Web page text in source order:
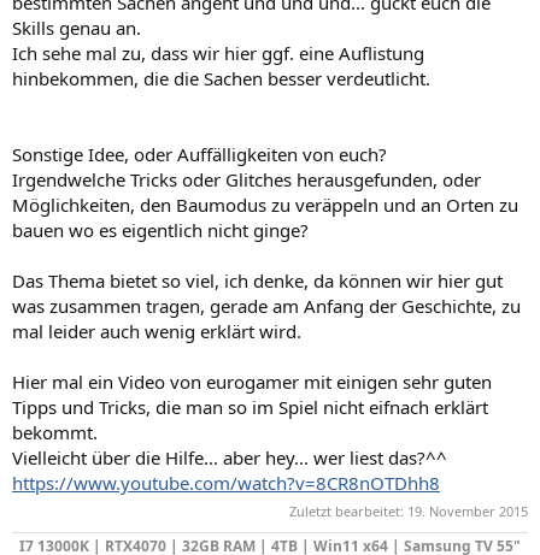
Skills genau an.
Ich sehe mal zu, dass wir hier ggf. eine Auflistung
hinbekommen, die die Sachen besser verdeutlicht.
Sonstige Idee, oder Auffälligkeiten von euch?
Irgendwelche Tricks oder Glitches herausgefunden, oder
Möglichkeiten, den Baumodus zu veräppeln und an Orten zu
bauen wo es eigentlich nicht ginge?
Das Thema bietet so viel, ich denke, da können wir hier gut
was zusammen tragen, gerade am Anfang der Geschichte, zu
mal leider auch wenig erklärt wird.
Hier mal ein Video von eurogamer mit einigen sehr guten
Tipps und Tricks, die man so im Spiel nicht eifnach erklärt
bekommt.
Vielleicht über die Hilfe... aber hey... wer liest das?^^
https://www.youtube.com/watch?v=8CR8nOTDhh8
Zuletzt bearbeitet: 19. November 2015
I7 13000K | RTX4070 | 32GB RAM | 4TB | Win11 x64 | Samsung TV 55"